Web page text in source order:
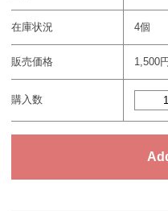
在庫状況 4個
販売価格 1,500
購入数